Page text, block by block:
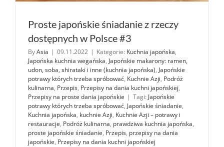
Proste japońskie śniadanie z rzeczy
dostępnych w Polsce #3
ByAsia | 09.11.2022 | Kategorie: Kuchnia japońska,
Japońska kuchnia wegańska, Japońskie makarony: ramen,
udon, soba, shirataki i inne (kuchnia japońska), Japońskie
potrawy których trzeba spróbować, Kuchnie Azji, Podróż
kulinarna, Przepis, Przepisy na dania kuchni japońskiej,
Przepisy na proste dania japońskie | Tagi: Japońskie
potrawy których trzeba spróbować, Japońskie śniadanie,
Kuchnia japońska, kuchnie Azji, Kuchnie Azji – potrawy i
restauracje, Podróż kulinarna, prawdziwa kuchnia japońska,
proste japońskie śniadanie, Przepis, przepisy na dania
japońskie, Przepisy na dania kuchni japońskiej